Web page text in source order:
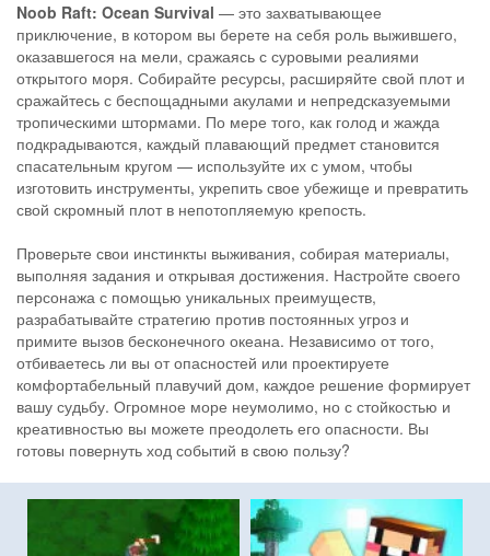
Noob Raft: Ocean Survival — это захватывающее
приключение, в котором вы берете на себя роль выжившего,
оказавшегося на мели, сражаясь с суровыми реалиями
открытого моря. Собирайте ресурсы, расширяйте свой плот и
сражайтесь с беспощадными акулами и непредсказуемыми
тропическими штормами. По мере того, как голод и жажда
подкрадываются, каждый плавающий предмет становится
спасательным кругом — используйте их с умом, чтобы
изготовить инструменты, укрепить свое убежище и превратить
свой скромный плот в непотопляемую крепость.
Проверьте свои инстинкты выживания, собирая материалы,
выполняя задания и открывая достижения. Настройте своего
персонажа с помощью уникальных преимуществ,
разрабатывайте стратегию против постоянных угроз и
примите вызов бесконечного океана. Независимо от того,
отбиваетесь ли вы от опасностей или проектируете
комфортабельный плавучий дом, каждое решение формирует
вашу судьбу. Огромное море неумолимо, но с стойкостью и
креативностью вы можете преодолеть его опасности. Вы
готовы повернуть ход событий в свою пользу?